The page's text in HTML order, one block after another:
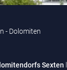
- Dolomiten
Sexten